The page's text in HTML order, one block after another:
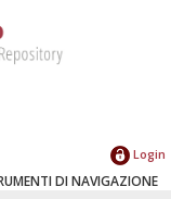
Login
DI NAVIGAZIONE